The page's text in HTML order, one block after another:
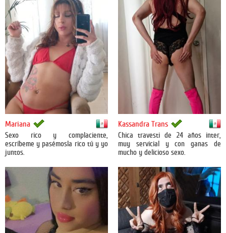
Mariana
Sexo rico y complaciente,
escríbeme y pasémosla rico tú y yo
juntos.
México
Kassandra Trans
Chica travesti de 24 años inter,
muy servicial y con ganas de
mucho y delicioso sexo.